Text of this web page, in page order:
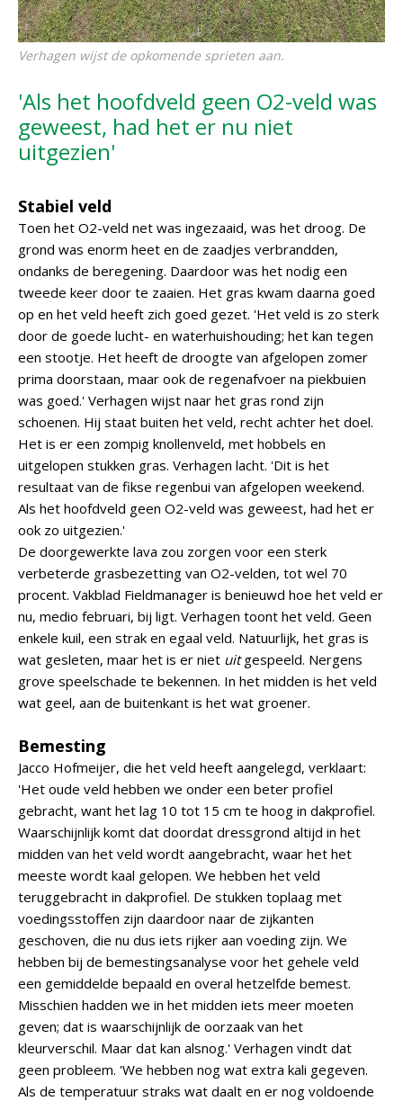
Verhagen wijst de opkomende sprieten aan.
'Als het hoofdveld geen O2-veld was
geweest, had het er nu niet
uitgezien'
Stabiel veld
Toen het O2-veld net was ingezaaid, was het droog. De
grond was enorm heet en de zaadjes verbrandden,
ondanks de beregening. Daardoor was het nodig een
tweede keer door te zaaien. Het gras kwam daarna goed
op en het veld heeft zich goed gezet. 'Het veld is zo sterk
door de goede lucht- en waterhuishouding; het kan tegen
een stootje. Het heeft de droogte van afgelopen zomer
prima doorstaan, maar ook de regenafvoer na piekbuien
was goed.' Verhagen wijst naar het gras rond zijn
schoenen. Hij staat buiten het veld, recht achter het doel.
Het is er een zompig knollenveld, met hobbels en
uitgelopen stukken gras. Verhagen lacht. 'Dit is het
resultaat van de fikse regenbui van afgelopen weekend.
Als het hoofdveld geen O2-veld was geweest, had het er
ook zo uitgezien.'
De doorgewerkte lava zou zorgen voor een sterk
verbeterde grasbezetting van O2-velden, tot wel 70
procent. Vakblad Fieldmanager is benieuwd hoe het veld er
nu, medio februari, bij ligt. Verhagen toont het veld. Geen
enkele kuil, een strak en egaal veld. Natuurlijk, het gras is
wat gesleten, maar het is er niet uitgespeeld. Nergens
grove speelschade te bekennen. In het midden is het veld
wat geel, aan de buitenkant is het wat groener.
Bemesting
Jacco Hofmeijer, die het veld heeft aangelegd, verklaart:
'Het oude veld hebben we onder een beter profiel
gebracht, want het lag 10 tot 15 cm te hoog in dakprofiel.
Waarschijnlijk komt dat doordat dressgrond altijd in het
midden van het veld wordt aangebracht, waar het het
meeste wordt kaal gelopen. We hebben het veld
teruggebracht in dakprofiel. De stukken toplaag met
voedingsstoffen zijn daardoor naar de zijkanten
geschoven, die nu dus iets rijker aan voeding zijn. We
hebben bij de bemestingsanalyse voor het gehele veld
een gemiddelde bepaald en overal hetzelfde bemest.
Misschien hadden we in het midden iets meer moeten
geven; dat is waarschijnlijk de oorzaak van het
kleurverschil. Maar dat kan alsnog.' Verhagen vindt dat
geen probleem. 'We hebben nog wat extra kali gegeven.
Als de temperatuur straks wat daalt en er nog voldoende